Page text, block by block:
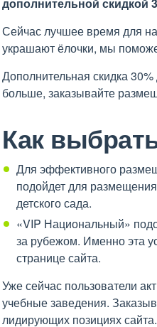
Сейчас лучшее время для
украшают ёлочки, мы
Дополнительная скидка
больше, заказывайте
Как
Для эффективного
подойдет для
детского сада.
«VIP Национальный»
за рубежом. Именно эта
странице сайта.
Уже сейчас пользователи
учебные заведения.
лидирующих позициях сайта.